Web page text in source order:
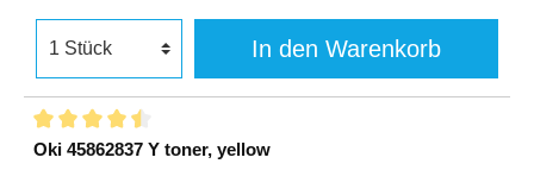
In den Warenkorb
Oki 45862837 Y toner, yellow